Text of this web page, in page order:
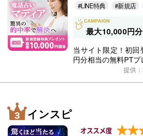
#LINE特典 #新規店
最大10,000円
当サイト限定！初回
円分相当の無料PTプ
提供
インスピ
オススメ度